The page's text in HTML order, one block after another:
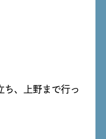
ち、上野まで行っ